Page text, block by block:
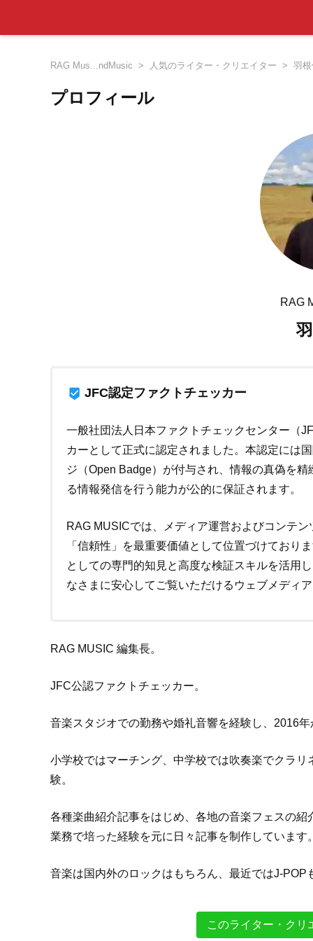
RAG Mus...ndMusic 人気のライター・クリエイター 羽
プロフィール
RAG
beenhere JFC認定ファクトチェッカー
一般社団法人日本ファクトチェックセンター（
カーとして正式に認定されました。本認定には
ジ（Open Badge）が付与され、情報の真偽を
る情報発信を行う能力が公的に保証されます。
RAG MUSICでは、メディア運営およびコンテ
「信頼性」を最重要価値として位置づけており
としての専門的知見と高度な検証スキルを活用
なさまに安心してご覧いただけるウェブメディ
RAG MUSIC 編集長。
JFC公認ファクトチェッカー。
音楽スタジオでの勤務や婚礼音響を経験し、2016
小学校ではマーチング、中学校では吹奏楽でクラ
験。
各種楽曲紹介記事をはじめ、各地の音楽フェスの
業務で培った経験を元に日々記事を制作しています
音楽は国内外のロックはもちろん、最近ではJ-POP
このライター・クリ